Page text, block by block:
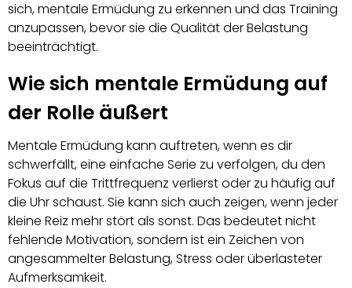
sich, mentale Ermüdung zu erkennen und das Training
anzupassen, bevor sie die Qualität der Belastung
beeinträchtigt.
Wie sich mentale Ermüdung auf
der Rolle äußert
Mentale Ermüdung kann auftreten, wenn es dir
schwerfällt, eine einfache Serie zu verfolgen, du den
Fokus auf die Trittfrequenz verlierst oder zu häufig auf
die Uhr schaust. Sie kann sich auch zeigen, wenn jeder
kleine Reiz mehr stört als sonst. Das bedeutet nicht
fehlende Motivation, sondern ist ein Zeichen von
angesammelter Belastung, Stress oder überlasteter
Aufmerksamkeit.